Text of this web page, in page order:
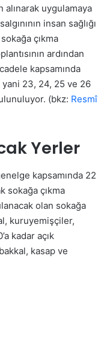
alınarak uygulamaya
insan sağlığı
çıkma
ardından
kapsamında
23, 24, 25 ve 26
(bkz: Resmî
Yerler
kapsamında 22
sokağa çıkma
olan sokağa
kuruyemişçiler,
kadar açık
kasap ve